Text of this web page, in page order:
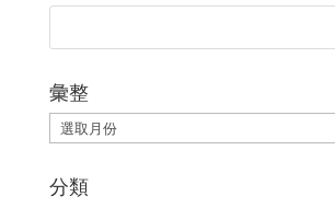
彙整
彙
整
分類